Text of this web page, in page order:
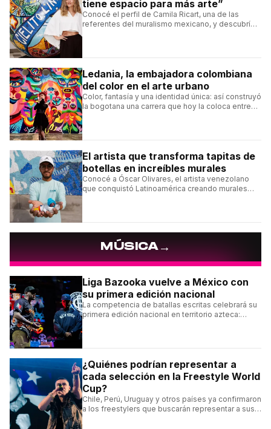
tiene espacio para más arte”
Conocé el perfil de Camila Ricart, una de las
referentes del muralismo mexicano, y descubrí
Ledania, la embajadora colombiana
del color en el arte urbano
Color, fantasía y una identidad única: así construyó
la bogotana una carrera que hoy la coloca entre
El artista que transforma tapitas de
botellas en increíbles murales
Conocé a Óscar Olivares, el artista venezolano
que conquistó Latinoamérica creando murales
MÚSICA→
Liga Bazooka vuelve a México con
su primera edición nacional
La competencia de batallas escritas celebrará su
primera edición nacional en territorio azteca:
¿Quiénes podrían representar a
cada selección en la Freestyle World
Cup?
Chile, Perú, Uruguay y otros países ya confirmaron
a los freestylers que buscarán representar a sus